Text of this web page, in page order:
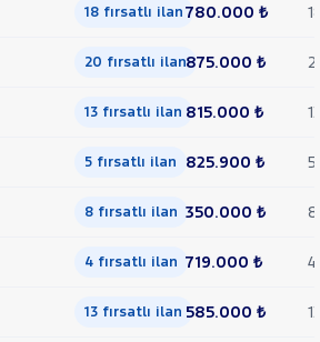
18 fırsatlı ilan780.000 ₺
20 fırsatlı ilan875.000 ₺
13 fırsatlı ilan 815.000 ₺
5 fırsatlı ilan 825.900 ₺ 5
8 fırsatlı ilan 350.000 ₺ 8
4 fırsatlı ilan 719.000 ₺ 4
13 fırsatlı ilan 585.000 ₺